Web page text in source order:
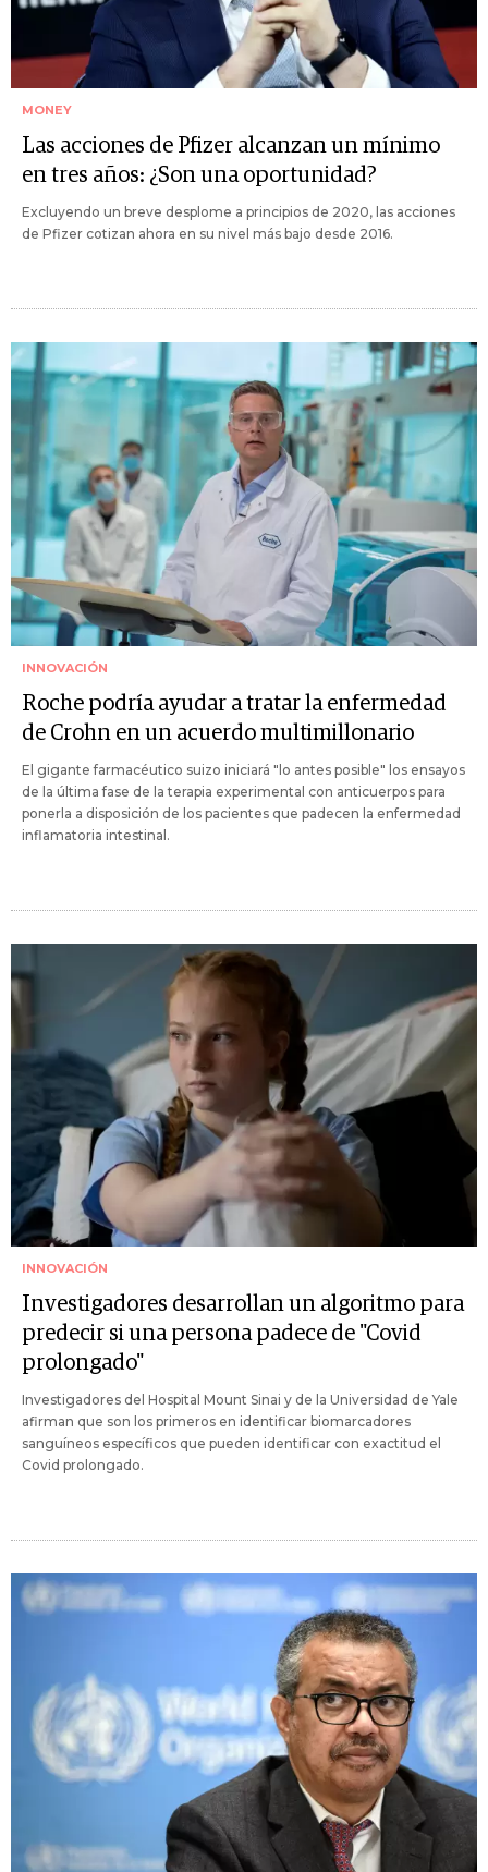
MONEY
Las acciones de Pfizer alcanzan un mínimo
en tres años: ¿Son una oportunidad?
Excluyendo un breve desplome a principios de 2020, las acciones
de Pfizer cotizan ahora en su nivel más bajo desde 2016.
INNOVACIÓN
Roche podría ayudar a tratar la enfermedad
de Crohn en un acuerdo multimillonario
El gigante farmacéutico suizo iniciará "lo antes posible" los ensayos
de la última fase de la terapia experimental con anticuerpos para
ponerla a disposición de los pacientes que padecen la enfermedad
inflamatoria intestinal.
INNOVACIÓN
Investigadores desarrollan un algoritmo para
predecir si una persona padece de "Covid
prolongado"
Investigadores del Hospital Mount Sinai y de la Universidad de Yale
afirman que son los primeros en identificar biomarcadores
sanguíneos específicos que pueden identificar con exactitud el
Covid prolongado.